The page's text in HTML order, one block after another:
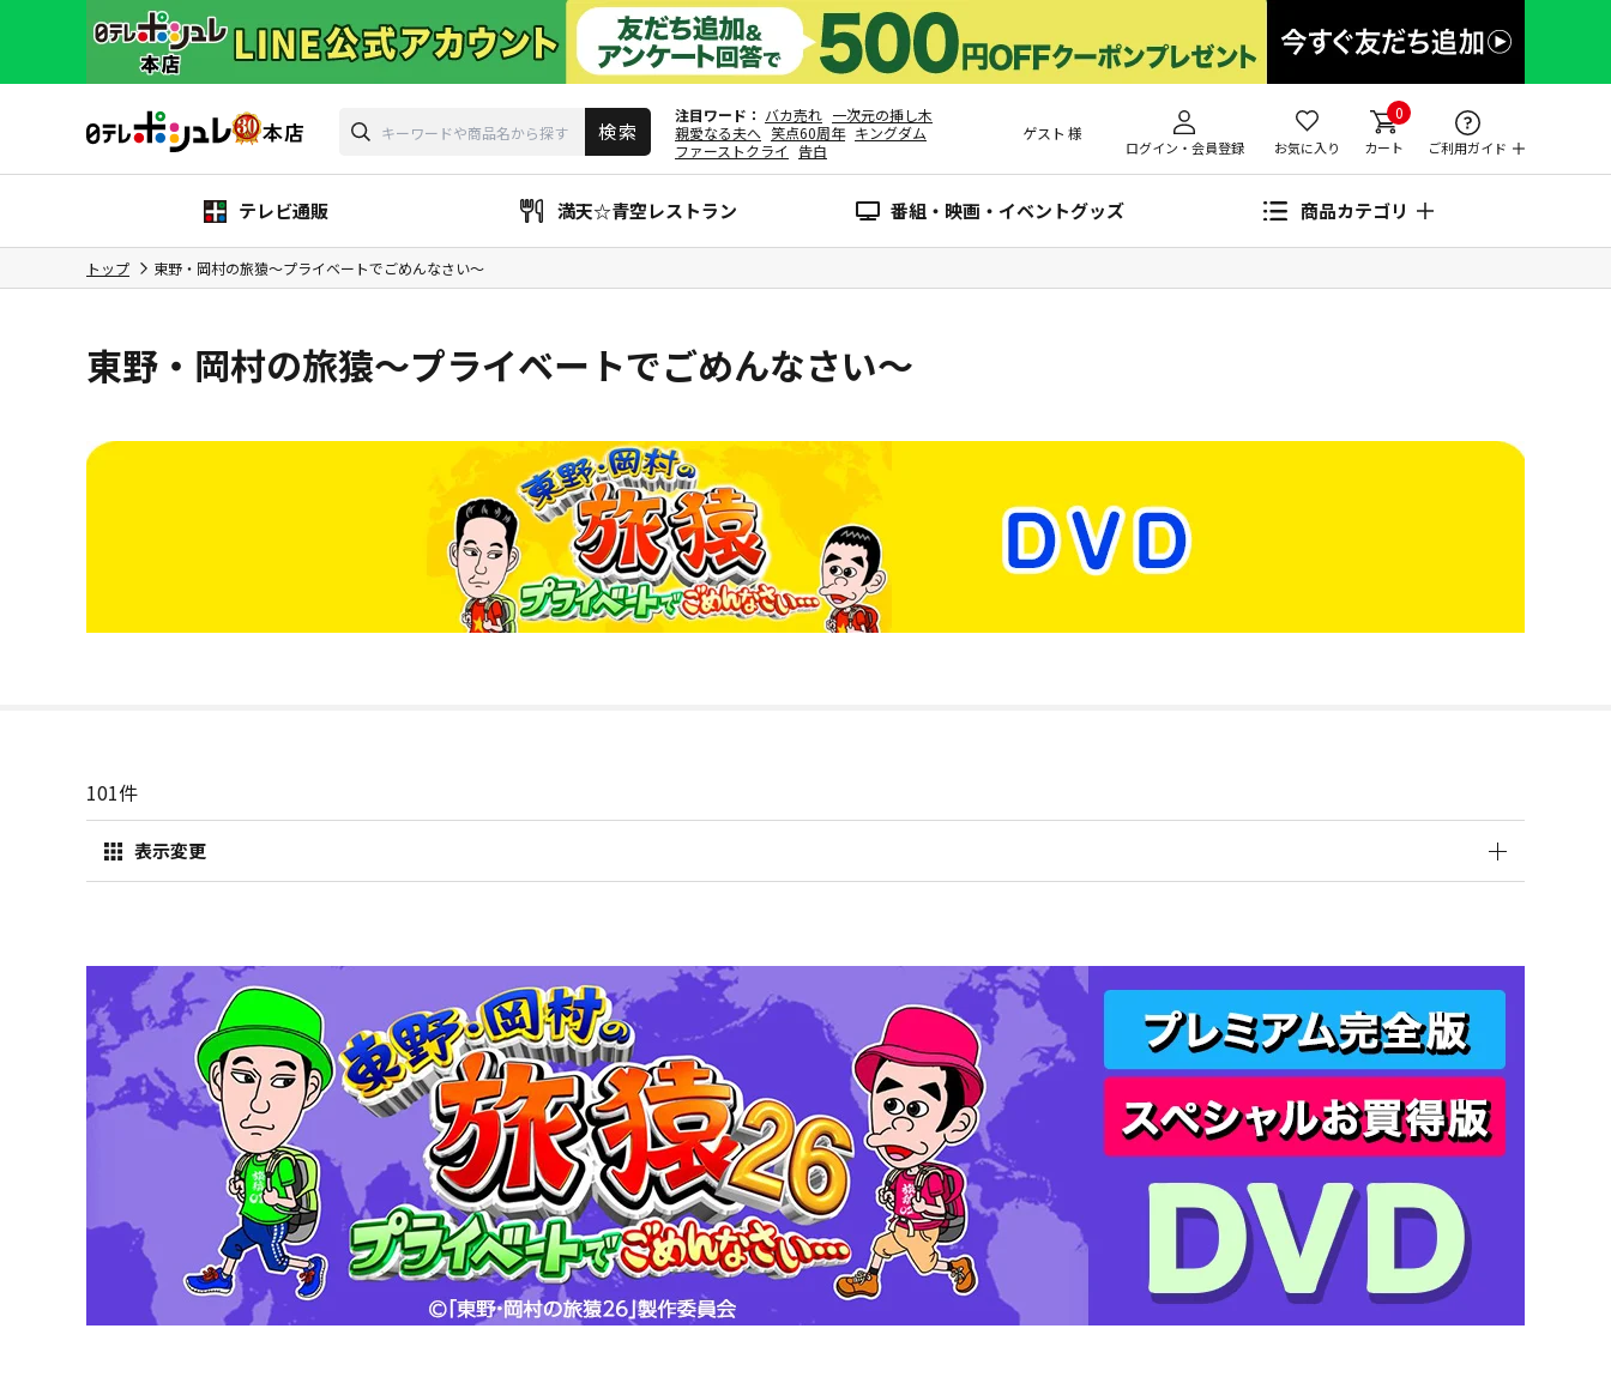
注目ワード バカ売れ 一次元の挿し木
親愛なる夫へ 笑点60周年 キングダム
ファーストクライ
告白
ゲスト 様
ログイン・会員登録 お気に入り
0
カート ご利用ガイド
テレビ通販 満天☆青空レストラン 番組・映画・イベントグッズ 商品カテゴリ
トップ 東野・岡村の旅猿～プライベートでごめんなさい～
東野・岡村の旅猿～プライベートでごめんなさい～
101件
表示変更